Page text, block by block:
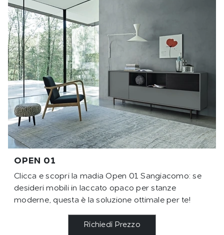
OPEN 01
Clicca e scopri la madia Open 01 Sangiacomo: se
desideri mobili in laccato opaco per stanze
moderne, questa è la soluzione ottimale per te!
Richiedi Prezzo